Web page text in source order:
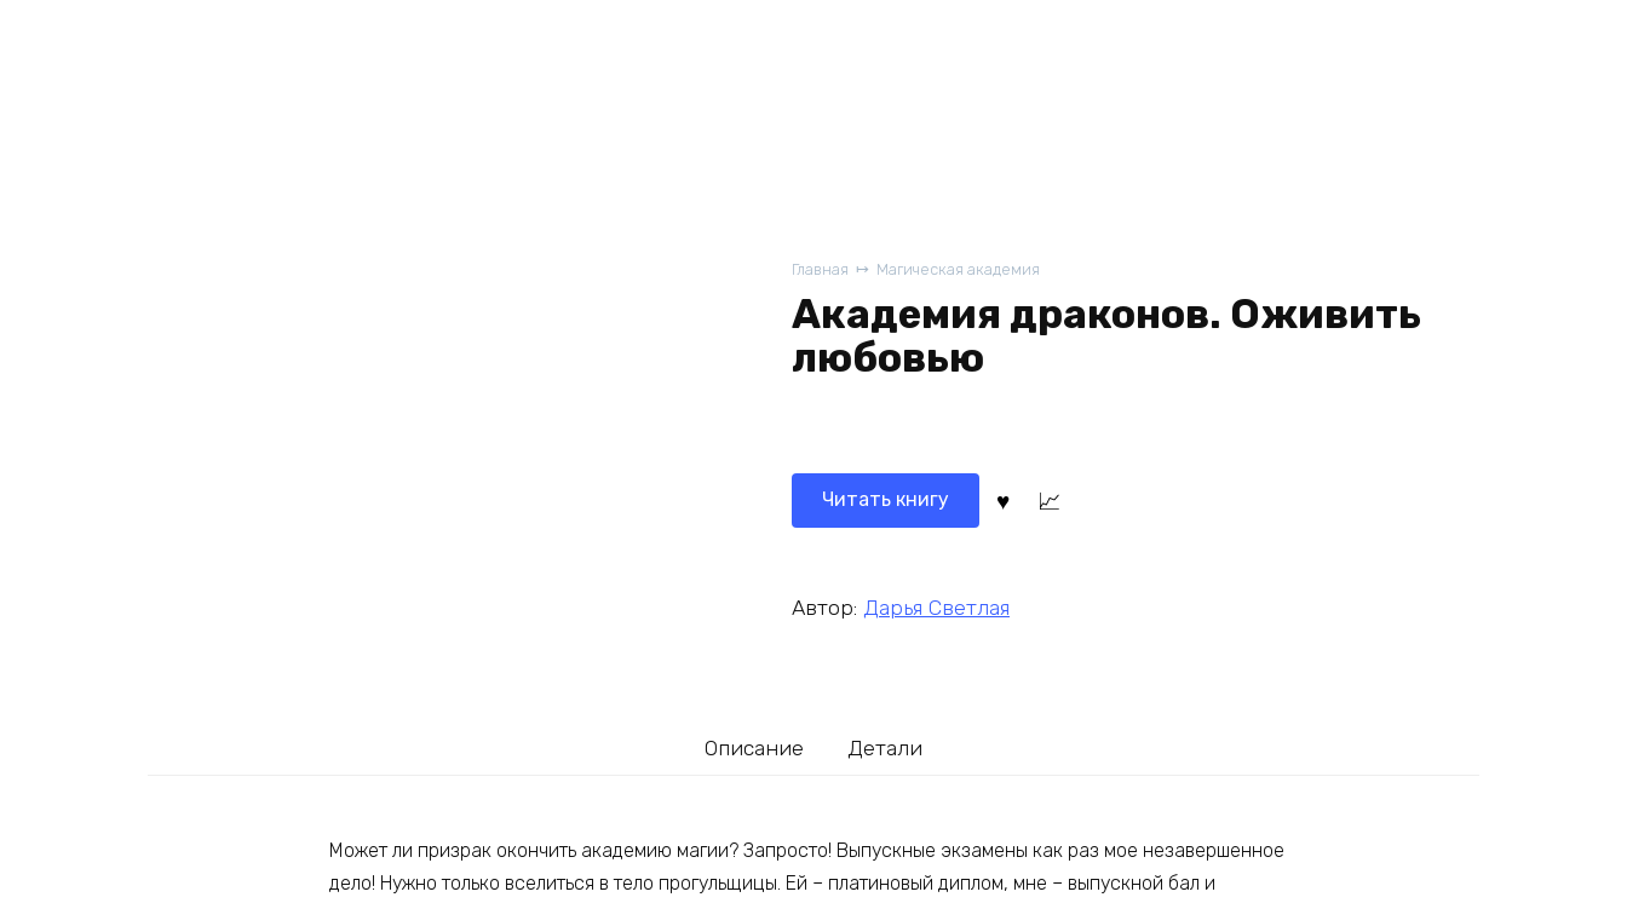
Главная Магическая академия
Академия драконов. Оживить
любовью
Читать книгу
Автор: Дарья Светлая
Описание Детали
Может ли призрак окончить академию магии? Запросто! Выпускные экзамены как раз мое незавершенное
дело! Нужно только вселиться в тело прогульщицы. Ей – платиновый диплом, мне – выпускной бал и